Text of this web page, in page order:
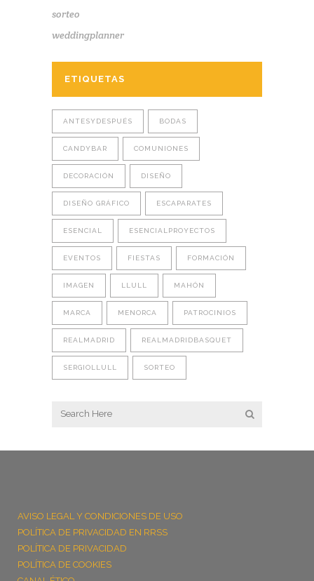
sorteo
weddingplanner
ETIQUETAS
ANTESYDESPUÉS BODAS
CANDYBAR COMUNIONES
DECORACIÓN DISEÑO
DISEÑO GRÁFICO ESCAPARATES
ESENCIAL ESENCIALPROYECTOS
EVENTOS FIESTAS FORMACIÓN
IMAGEN LLULL MAHÓN
MARCA MENORCA PATROCINIOS
REALMADRID REALMADRIDBASQUET
SERGIOLLULL SORTEO
AVISO LEGAL Y CONDICIONES DE USO
POLÍTICA DE PRIVACIDAD EN RRSS
POLÍTICA DE PRIVACIDAD
POLÍTICA DE COOKIES